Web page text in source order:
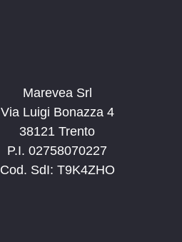
Marevea Srl
Via Luigi Bonazza 4
38121 Trento
P.I. 02758070227
Cod. SdI: T9K4ZHO